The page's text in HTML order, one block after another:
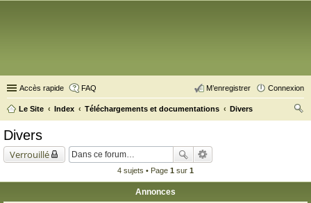
Accès rapide FAQ Connexion
M’enregistrer
Le Site Index Téléchargements et documentations
Divers
Divers
Verrouillé
4 sujets • Page 1 sur 1
Annonces